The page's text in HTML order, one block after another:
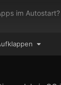
im Autostart?
dein Aw15 (